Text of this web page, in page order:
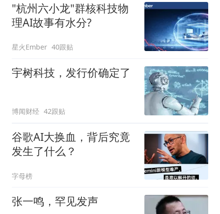
"杭州六小龙"群核科技物
理AI故事有水分?
星火Ember 40跟贴
宇树科技，发行价确定了
博闻财经 42跟贴
谷歌AI大换血，背后究竟
发生了什么？
字母榜
张一鸣，罕见发声